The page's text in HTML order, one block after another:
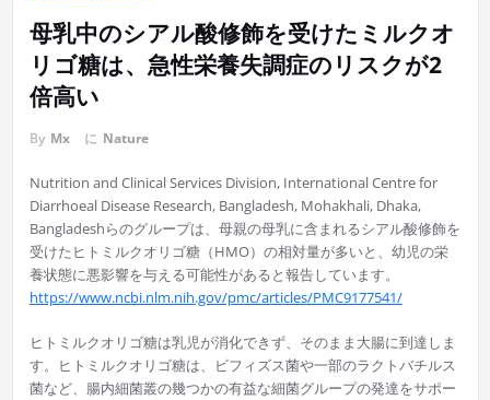
母乳中のシアル酸修飾を受けたミルクオ
リゴ糖は、急性栄養失調症のリスクが2
倍高い
By Mx に Nature
Nutrition and Clinical Services Division, International Centre for
Diarrhoeal Disease Research, Bangladesh, Mohakhali, Dhaka,
Bangladeshらのグループは、母親の母乳に含まれるシアル酸修飾を
受けたヒトミルクオリゴ糖（HMO）の相対量が多いと、幼児の栄
養状態に悪影響を与える可能性があると報告しています。
https://www.ncbi.nlm.nih.gov/pmc/articles/PMC9177541/
ヒトミルクオリゴ糖は乳児が消化できず、そのまま大腸に到達しま
す。ヒトミルクオリゴ糖は、ビフィズス菌や一部のラクトバチルス
菌など、腸内細菌叢の幾つかの有益な細菌グループの発達をサポー